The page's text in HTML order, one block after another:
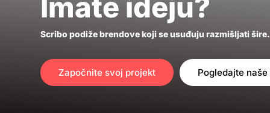
Scribo podiže brendove koji se usuđuju razmišljati šire.
Započnite svoj projekt Pogledajte